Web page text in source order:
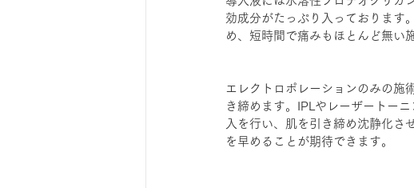
効成分がたっぷり入っております
め、短時間で痛みもほとんど無い
エレクトロポレーションのみの施
き締めます。IPLやレーザートー
入を行い、肌を引き締め沈静化さ
を早めることが期待できます。